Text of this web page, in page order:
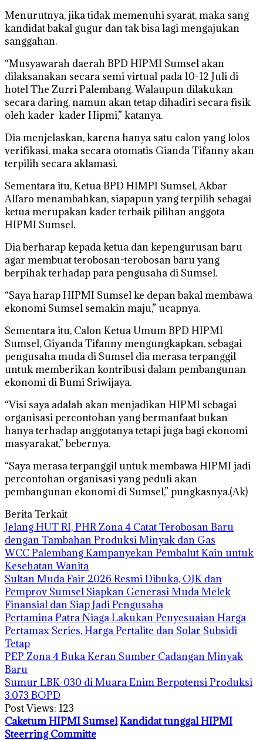
Menurutnya, jika tidak memenuhi syarat, maka sang
kandidat bakal gugur dan tak bisa lagi mengajukan
sanggahan.
“Musyawarah daerah BPD HIPMI Sumsel akan
dilaksanakan secara semi virtual pada 10-12 Juli di
hotel The Zurri Palembang. Walaupun dilakukan
secara daring, namun akan tetap dihadiri secara fisik
oleh kader-kader Hipmi,” katanya.
Dia menjelaskan, karena hanya satu calon yang lolos
verifikasi, maka secara otomatis Gianda Tifanny akan
terpilih secara aklamasi.
Sementara itu, Ketua BPD HIMPI Sumsel, Akbar
Alfaro menambahkan, siapapun yang terpilih sebagai
ketua merupakan kader terbaik pilihan anggota
HIPMI Sumsel.
Dia berharap kepada ketua dan kepengurusan baru
agar membuat terobosan-terobosan baru yang
berpihak terhadap para pengusaha di Sumsel.
“Saya harap HIPMI Sumsel ke depan bakal membawa
ekonomi Sumsel semakin maju,” ucapnya.
Sementara itu, Calon Ketua Umum BPD HIPMI
Sumsel, Giyanda Tifanny mengungkapkan, sebagai
pengusaha muda di Sumsel dia merasa terpanggil
untuk memberikan kontribusi dalam pembangunan
ekonomi di Bumi Sriwijaya.
“Visi saya adalah akan menjadikan HIPMI sebagai
organisasi percontohan yang bermanfaat bukan
hanya terhadap anggotanya tetapi juga bagi ekonomi
masyarakat,” bebernya.
“Saya merasa terpanggil untuk membawa HIPMI jadi
percontohan organisasi yang peduli akan
pembangunan ekonomi di Sumsel,” pungkasnya.(Ak)
Berita Terkait
Jelang HUT RI, PHR Zona 4 Catat Terobosan Baru
dengan Tambahan Produksi Minyak dan Gas
WCC Palembang Kampanyekan Pembalut Kain untuk
Kesehatan Wanita
Sultan Muda Fair 2026 Resmi Dibuka, OJK dan
Pemprov Sumsel Siapkan Generasi Muda Melek
Finansial dan Siap Jadi Pengusaha
Pertamina Patra Niaga Lakukan Penyesuaian Harga
Pertamax Series, Harga Pertalite dan Solar Subsidi
Tetap
PEP Zona 4 Buka Keran Sumber Cadangan Minyak
Baru
Sumur LBK-030 di Muara Enim Berpotensi Produksi
3.073 BOPD
Post Views: 123
Caketum HIPMI SumselKandidat tunggal HIPMI
Steerring Committe